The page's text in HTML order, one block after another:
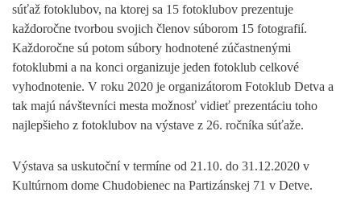
súťaž fotoklubov, na ktorej sa 15 fotoklubov prezentuje
každoročne tvorbou svojich členov súborom 15 fotografií.
Každoročne sú potom súbory hodnotené zúčastnenými
fotoklubmi a na konci organizuje jeden fotoklub celkové
vyhodnotenie. V roku 2020 je organizátorom Fotoklub Detva a
tak majú návštevníci mesta možnosť vidieť prezentáciu toho
najlepšieho z fotoklubov na výstave z 26. ročníka súťaže.
Výstava sa uskutoční v termíne od 21.10. do 31.12.2020 v
Kultúrnom dome Chudobienec na Partizánskej 71 v Detve.